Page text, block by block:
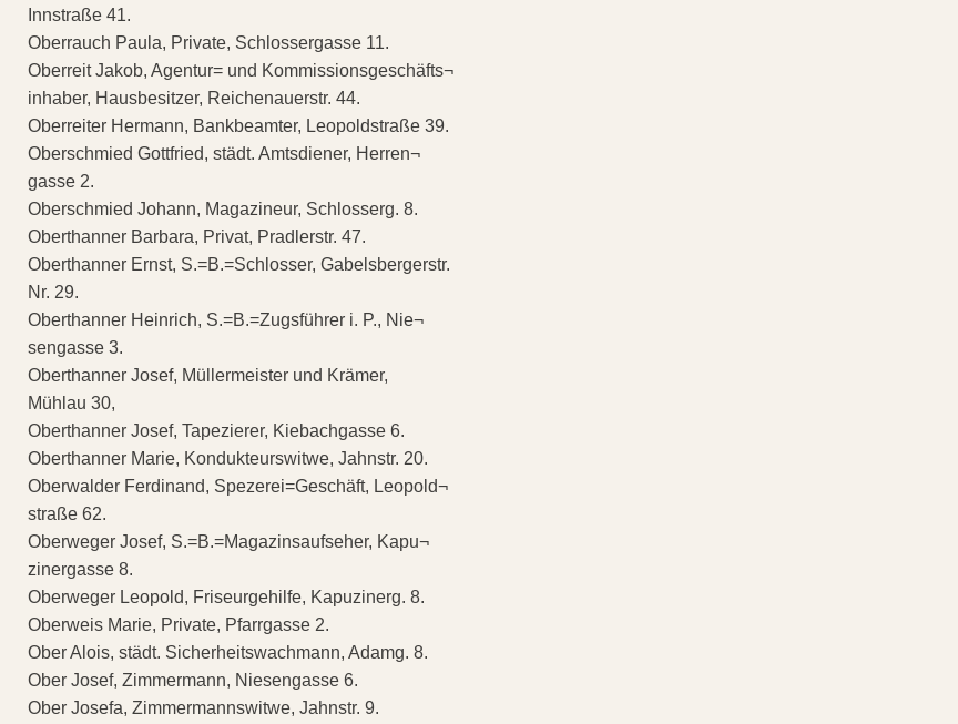
Innstraße 41.
Oberrauch Paula, Private, Schlossergasse 11.
Oberreit Jakob, Agentur= und Kommissionsgeschäfts¬
inhaber, Hausbesitzer, Reichenauerstr. 44.
Oberreiter Hermann, Bankbeamter, Leopoldstraße 39.
Oberschmied Gottfried, städt. Amtsdiener, Herren¬
gasse 2.
Oberschmied Johann, Magazineur, Schlosserg. 8.
Oberthanner Barbara, Privat, Pradlerstr. 47.
Oberthanner Ernst, S.=B.=Schlosser, Gabelsbergerstr.
Nr. 29.
Oberthanner Heinrich, S.=B.=Zugsführer i. P., Nie¬
sengasse 3.
Oberthanner Josef, Müllermeister und Krämer,
Mühlau 30,
Oberthanner Josef, Tapezierer, Kiebachgasse 6.
Oberthanner Marie, Kondukteurswitwe, Jahnstr. 20.
Oberwalder Ferdinand, Spezerei=Geschäft, Leopold¬
straße 62.
Oberweger Josef, S.=B.=Magazinsaufseher, Kapu¬
zinergasse 8.
Oberweger Leopold, Friseurgehilfe, Kapuzinerg. 8.
Oberweis Marie, Private, Pfarrgasse 2.
Ober Alois, städt. Sicherheitswachmann, Adamg. 8.
Ober Josef, Zimmermann, Niesengasse 6.
Ober Josefa, Zimmermannswitwe, Jahnstr. 9.